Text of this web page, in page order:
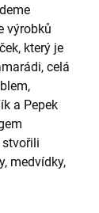
výrobků
který je
celá
a Pepek
stvořili
medvídky,